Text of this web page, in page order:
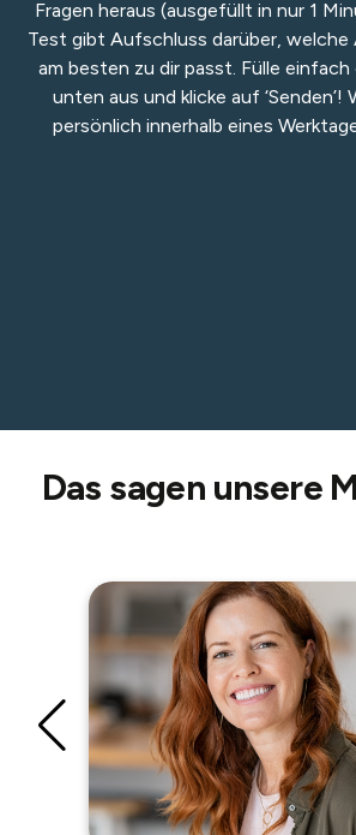
Fragen heraus (ausgefüllt in nur 1
Test gibt Aufschluss darüber, welche
am besten zu dir passt. Fülle einfach
unten aus und klicke auf ‘Senden’!
persönlich innerhalb eines
Das sagen unsere